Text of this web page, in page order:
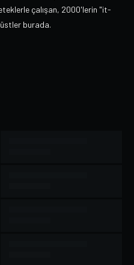
çalışan, 2000'lerin "it-
burada.